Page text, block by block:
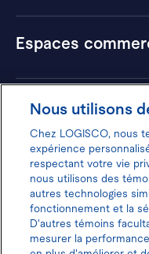
Espaces
Hôtels
Donnez votre
Nous utilisons
Chez LOGISCO, nous
expérience
respectant votre vie
nous utilisons des
autres technologies
fonctionnement et la
D'autres témoins
mesurer la